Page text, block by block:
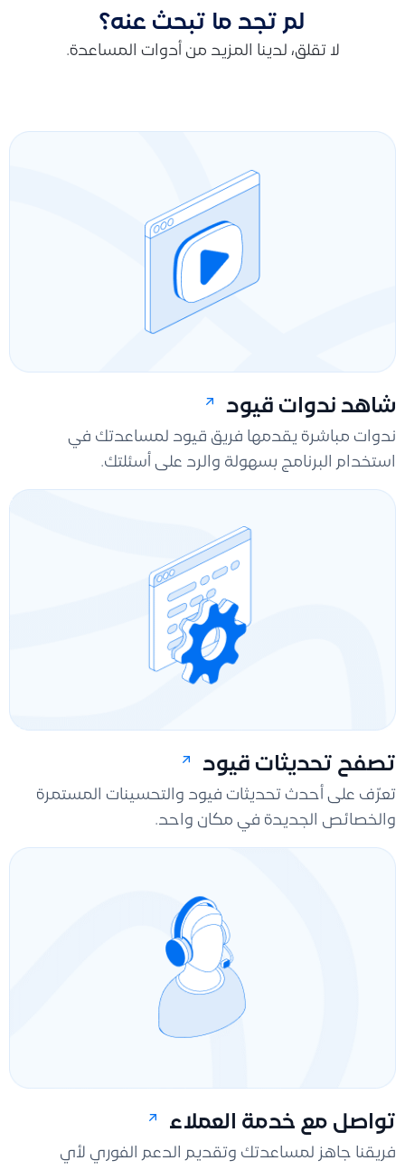
لم تجد ما تبحث عنه؟
لا تقلق، لدينا المزيد من أدوات المساعدة.
شاهد ندوات قيود
ندوات مباشرة يقدمها فريق قيود لمساعدتك في
استخدام البرنامج بسهولة والرد على أسئلتك.
تصفح تحديثات قيود
تعرّف على أحدث تحديثات فيود والتحسينات المستمرة
والخصائص الجديدة في مكان واحد.
تواصل مع خدمة العملاء
فريقنا جاهز لمساعدتك وتقديم الدعم الفوري لأي